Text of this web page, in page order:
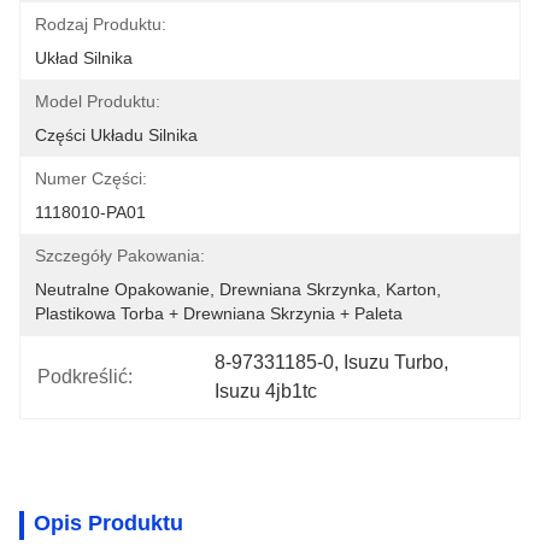
Rodzaj Produktu:
Układ Silnika
Model Produktu:
Części Układu Silnika
Numer Części:
1118010-PA01
Szczegóły Pakowania:
Neutralne Opakowanie, Drewniana Skrzynka, Karton,
Plastikowa Torba + Drewniana Skrzynia + Paleta
Podkreślić:
8-97331185-0, Isuzu Turbo,
Isuzu 4jb1tc
Opis Produktu